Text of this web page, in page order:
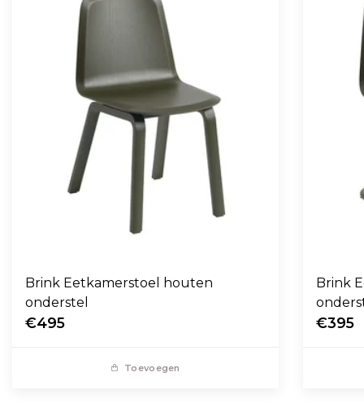
Brink Eetkamerstoel houten
onderstel
€495
Toevoegen
Brink
€395